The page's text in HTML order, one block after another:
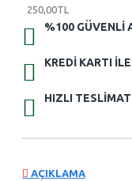
250,00TL
%100 GÜVENLI
KREDI KARTI
HIZLI TESLIMAT
AÇIKLAMA